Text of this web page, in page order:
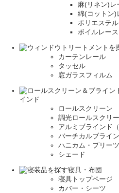
麻(リネン)レ
綿(コットン)
ポリエステ
ボイルレー
カーテンレール
タッセル
窓ガラスフィルム
インド
ロールスクリーン
調光ロールスクリ
アルミブラインド
バーチカルブライ
ハニカム・プリー
シェード
寝具・布団
寝具トップページ
カバー・シーツ